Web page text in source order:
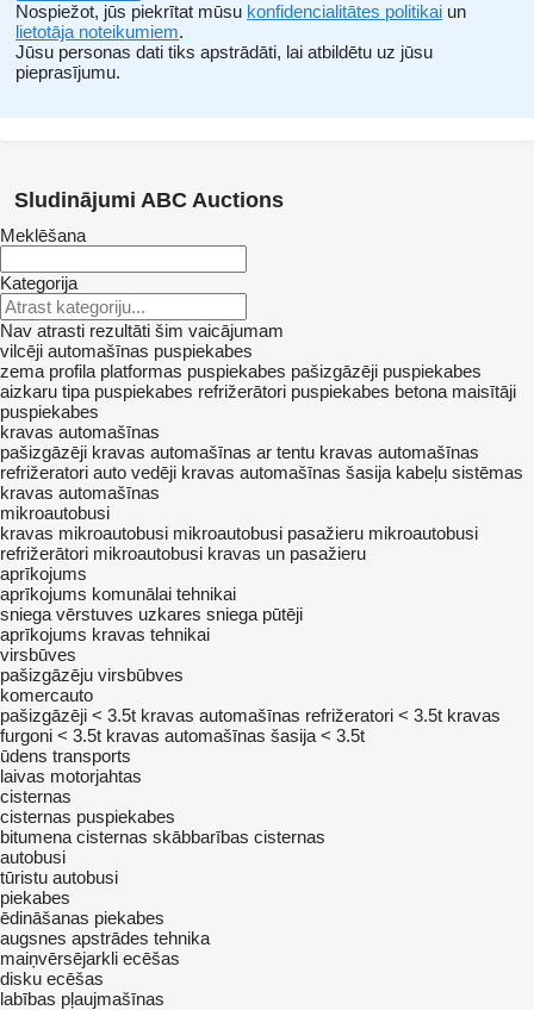
Nospiežot, jūs piekrītat mūsu konfidencialitātes politikai un
lietotāja noteikumiem.
Jūsu personas dati tiks apstrādāti, lai atbildētu uz jūsu
pieprasījumu.
Sludinājumi ABC Auctions
Meklēšana
Kategorija
Nav atrasti rezultāti šim vaicājumam
vilcēji automašīnas puspiekabes
zema profila platformas puspiekabes pašizgāzēji puspiekabes
aizkaru tipa puspiekabes refrižerātori puspiekabes betona maisītāji
puspiekabes
kravas automašīnas
pašizgāzēji kravas automašīnas ar tentu kravas automašīnas
refrižeratori auto vedēji kravas automašīnas šasija kabeļu sistēmas
kravas automašīnas
mikroautobusi
kravas mikroautobusi mikroautobusi pasažieru mikroautobusi
refrižerātori mikroautobusi kravas un pasažieru
aprīkojums
aprīkojums komunālai tehnikai
sniega vērstuves uzkares sniega pūtēji
aprīkojums kravas tehnikai
virsbūves
pašizgāzēju virsbūbves
komercauto
pašizgāzēji < 3.5t kravas automašīnas refrižeratori < 3.5t kravas
furgoni < 3.5t kravas automašīnas šasija < 3.5t
ūdens transports
laivas motorjahtas
cisternas
cisternas puspiekabes
bitumena cisternas skābbarības cisternas
autobusi
tūristu autobusi
piekabes
ēdināšanas piekabes
augsnes apstrādes tehnika
maiņvērsējarkli ecēšas
disku ecēšas
labības pļaujmašīnas